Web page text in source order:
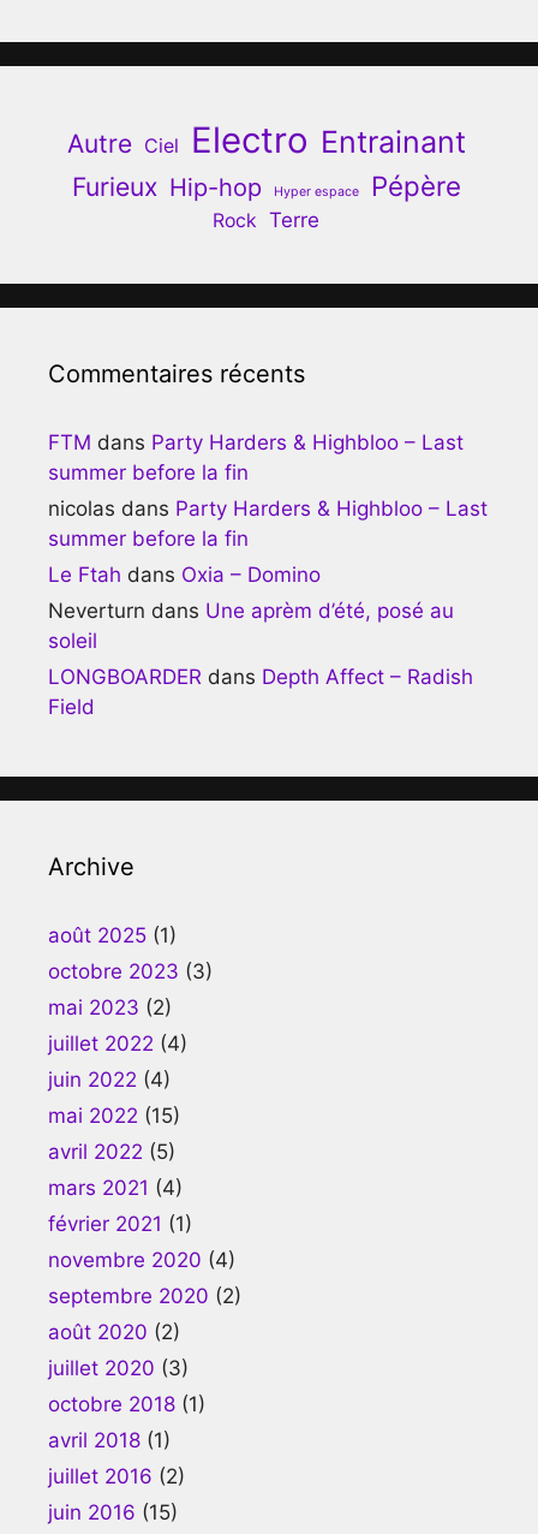
Autre Ciel Electro Entrainant
Furieux Hip-hop Hyper espace Pépère
Rock Terre
Commentaires récents
FTM dans Party Harders & Highbloo – Last
summer before la fin
nicolas dans Party Harders & Highbloo – Last
summer before la fin
Le Ftah dans Oxia – Domino
Neverturn dans Une aprèm d’été, posé au
soleil
LONGBOARDER dans Depth Affect – Radish
Field
Archive
août 2025 (1)
octobre 2023 (3)
mai 2023 (2)
juillet 2022 (4)
juin 2022 (4)
mai 2022 (15)
avril 2022 (5)
mars 2021 (4)
février 2021 (1)
novembre 2020 (4)
septembre 2020 (2)
août 2020 (2)
juillet 2020 (3)
octobre 2018 (1)
avril 2018 (1)
juillet 2016 (2)
juin 2016 (15)